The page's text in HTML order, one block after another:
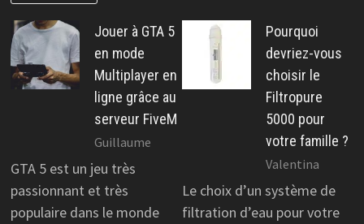
Jouer à GTA 5
en mode
Multiplayer en
ligne grâce au
serveur FiveM
Guillaume
GTA 5 est un jeu très
passionnant et très
populaire dans le monde
Pourquoi
devriez-vous
choisir le
Filtropure
5000 pour
votre famille ?
Valentina
Le choix d’un système de
filtration d’eau pour votre